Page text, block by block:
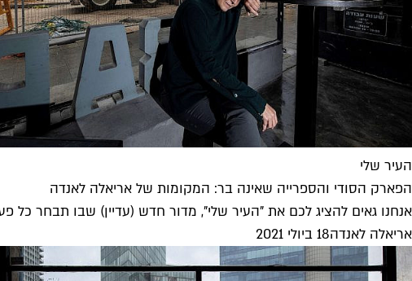
העיר שלי
הפארק הסודי והספרייה שאינה בר: המקומות של אריאלה לאנדה
אנחנו גאים להציג לכם את "העיר שלי", מדור חדש (עדיין) שבו תבחר כל
אריאלה לאנדה18 ביולי 2021